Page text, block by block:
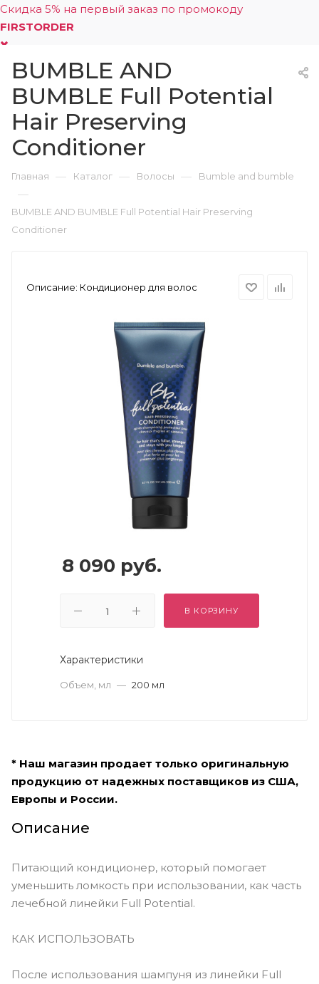
Скидка 5% на первый заказ по промокоду
FIRSTORDER
0
BUMBLE AND
BUMBLE Full Potential
Hair Preserving
Conditioner
Главная — Каталог — Волосы — Bumble and bumble
—
BUMBLE AND BUMBLE Full Potential Hair Preserving
Conditioner
Описание: Кондиционер для волос
8 090 руб.
В КОРЗИНУ
Характеристики
Объем, мл — 200 мл
* Наш магазин продает только оригинальную
продукцию от надежных поставщиков из США,
Европы и России.
Описание
Питающий кондиционер, который помогает
уменьшить ломкость при использовании, как часть
лечебной линейки Full Potential.
КАК ИСПОЛЬЗОВАТЬ
После использования шампуня из линейки Full